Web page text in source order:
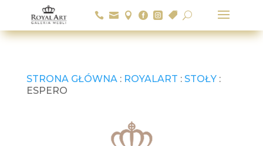
      U
STRONA GŁÓWNA: ROYALART : STOŁY:
ESPERO